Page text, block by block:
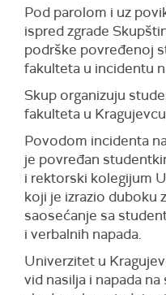
Pod parolom i uz
ispred zgrade
podrške povređenoj
fakulteta u incidentu
Skup organizuju
fakulteta u
Povodom incidenta
je povređan
i rektorski kolegijum
koji je izrazio duboku
saosećanje sa
i verbalnih napada.
Univerzitet u
vid nasilja i napada